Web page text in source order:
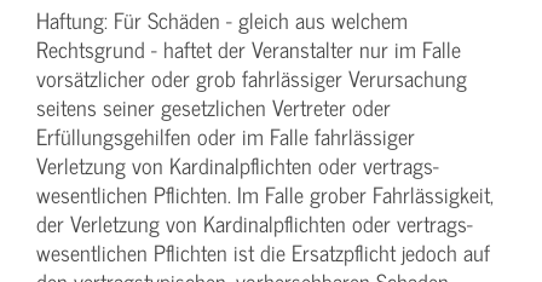
Haftung: Für Schäden - gleich aus welchem
Rechtsgrund - haftet der Veranstalter nur im Falle
vorsätzlicher oder grob fahrlässiger Verursachung
seitens seiner gesetzlichen Vertreter oder
Erfüllungsgehilfen oder im Falle fahrlässiger
Verletzung von Kardinalpflichten oder vertrags­
wesentlichen Pflichten. Im Falle grober Fahrlässigkeit,
der Verletzung von Kardinalpflichten oder vertrags­
wesentlichen Pflichten ist die Ersatzpflicht jedoch auf